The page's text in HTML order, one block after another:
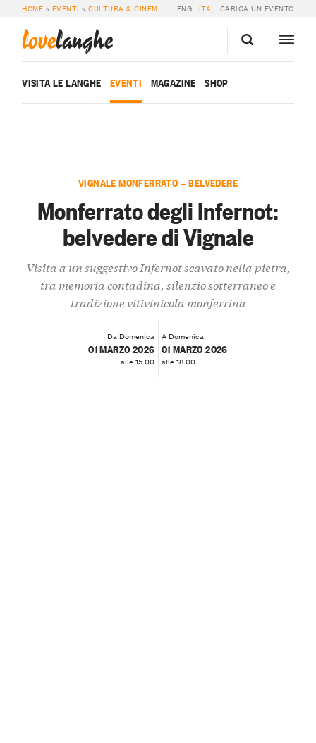
HOME » EVENTI »CULTURA & CINEMA » MONFERRATO DEGLI INFERNOT:
ENG ITA CARICA UN EVENTO
lovelanghe
VISITA LE LANGHE EVENTI MAGAZINE SHOP
VIGNALE MONFERRATO — BELVEDERE
Monferrato degli Infernot:
belvedere di Vignale
Visita a un suggestivo Infernot scavato nella pietra,
tra memoria contadina, silenzio sotterraneo e
tradizione vitivinicola monferrina
Da Domenica
01 MARZO 2026
alle 15:00
A Domenica
01 MARZO 2026
alle 18:00